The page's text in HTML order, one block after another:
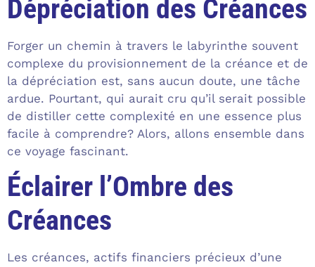
Dépréciation des Créances
Forger un chemin à travers le labyrinthe souvent
complexe du provisionnement de la créance et de
la dépréciation est, sans aucun doute, une tâche
ardue. Pourtant, qui aurait cru qu’il serait possible
de distiller cette complexité en une essence plus
facile à comprendre? Alors, allons ensemble dans
ce voyage fascinant.
Éclairer l’Ombre des
Créances
Les créances, actifs financiers précieux d’une